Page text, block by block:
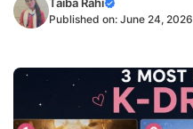
Published on: June 24, 2026